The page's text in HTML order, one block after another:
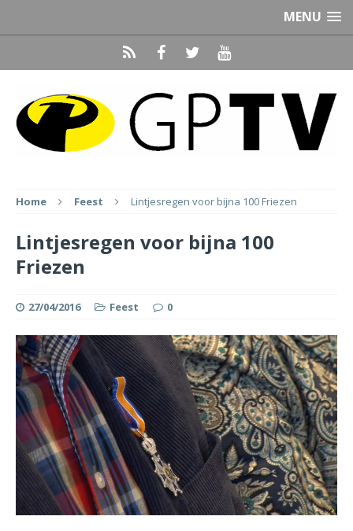
MENU
Home Feest Lintjesregen voor bijna 100 Friezen
Lintjesregen voor bijna 100
Friezen
27/04/2016 Feest 0